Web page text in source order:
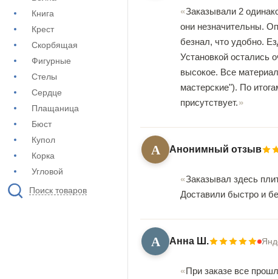
Книга
Крест
Скорбящая
Фигурные
Стелы
Сердце
Плащаница
Бюст
Купол
Корка
Угловой
Поиск товаров
Заказывали 2
они незначительны.
безнал, что удобно.
Установкой остались
высокое. Все
мастерские"). По
присутствует.
А Анонимный отзыв
Заказывал здесь
Доставили быстро и
А Анна Ш.
При заказе все